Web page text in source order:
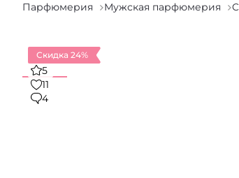
Парфюмерия Мужская парфюмерия
Скидка 24%
5
11
4